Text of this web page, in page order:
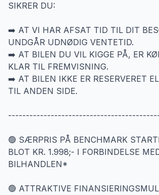
SIKRER DU:
➡️ AT VI HAR AFSAT TID TIL DIT
UNDGÅR UDNØDIG VENTETID.
➡️ AT BILEN DU VIL KIGGE PÅ, ER
KLAR TIL FREMVISNING.
➡️ AT BILEN IKKE ER RESERVERET
TIL ANDEN SIDE.
🟢 SÆRPRIS PÅ BENCHMARK
BLOT KR. 1.998;- I FORBINDELSE
BILHANDLEN*
🟢 ATTRAKTIVE